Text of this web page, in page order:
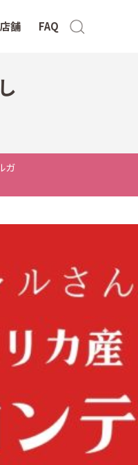
舗 FAQ
ガ